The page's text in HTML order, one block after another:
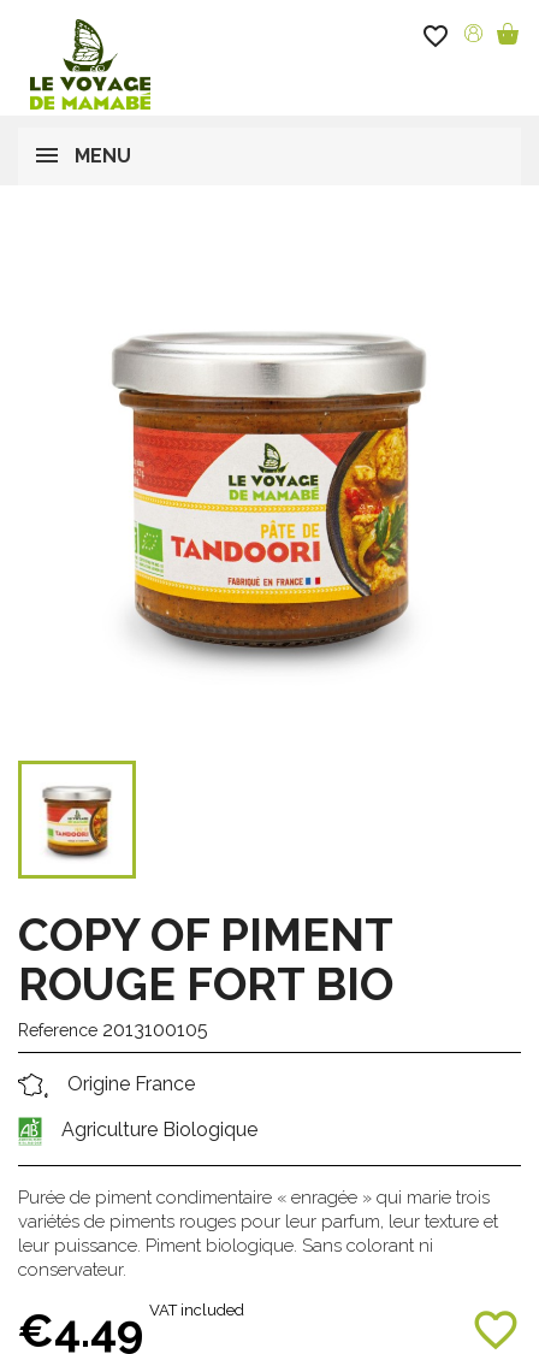
favorite_border
MENU
COPY OF PIMENT
ROUGE FORT BIO
Reference 2013100105
Origine France
Agriculture Biologique
Purée de piment condimentaire « enragée » qui marie trois
variétés de piments rouges pour leur parfum, leur texture et
leur puissance. Piment biologique. Sans colorant ni
conservateur.
€4.49 VAT included favorite_border